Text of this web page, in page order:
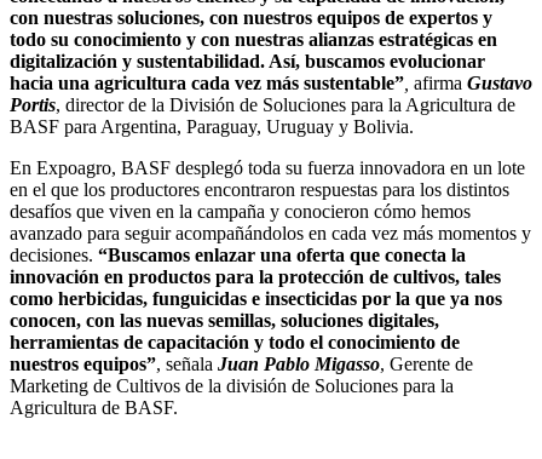
con nuestras soluciones, con nuestros equipos de expertos y
todo su conocimiento y con nuestras alianzas estratégicas en
digitalización y sustentabilidad. Así, buscamos evolucionar
hacia una agricultura cada vez más sustentable” afirma Gustavo
Portis, director de la División de Soluciones para la Agricultura de
BASF para Argentina, Paraguay, Uruguay y Bolivia.
En Expoagro, BASF desplegó toda su fuerza innovadora en un lote
en el que los productores encontraron respuestas para los distintos
desafíos que viven en la campaña y conocieron cómo hemos
avanzado para seguir acompañándolos en cada vez más momentos y
decisiones. “Buscamos enlazar una oferta que conecta la
innovación en productos para la protección de cultivos, tales
como herbicidas, funguicidas e insecticidas por la que ya nos
conocen, con las nuevas semillas, soluciones digitales,
herramientas de capacitación y todo el conocimiento de
nuestros equipos”, señala Juan Pablo Migasso, Gerente de
Marketing de Cultivos de la división de Soluciones para la
Agricultura de BASF.